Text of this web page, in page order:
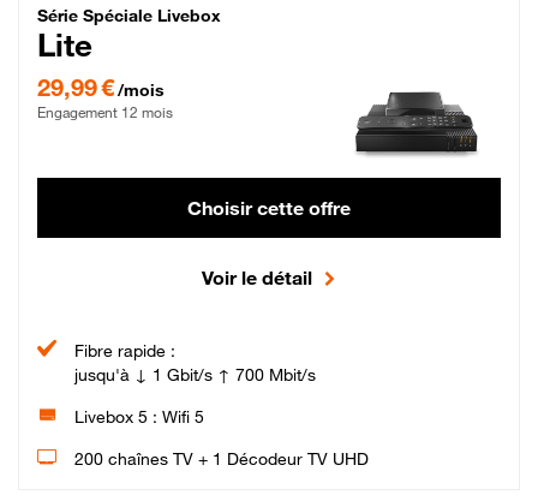
Série Spéciale Livebox Lite Fibre
Série Spéciale Livebox
Lite
29,99 €/mois
Engagement 12 mois
Choisir cette offre
Voir le détail
Fibre rapide :
jusqu'à ↓ 1 Gbit/s ↑ 700 Mbit/s
Livebox 5 : Wifi 5
200 chaînes TV + 1 Décodeur TV UHD